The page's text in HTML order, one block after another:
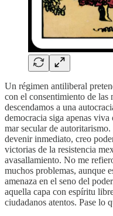
Un régimen antiliberal
con el consentimiento de
descendamos a una
democracia siga apenas
mar secular de
devenir inmediato, creo
victorias de la resistencia
avasallamiento. No me
muchos problemas, aunque
amenaza en el seno del
aquella capa con espíritu
ciudadanos atentos. Pase lo